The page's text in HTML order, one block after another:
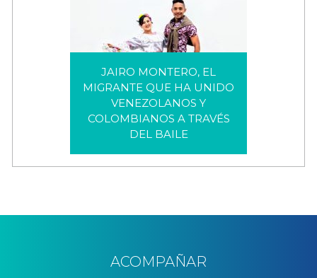
JAIRO MONTERO, EL
MIGRANTE QUE HA UNIDO
VENEZOLANOS Y
COLOMBIANOS A TRAVÉS DEL
BAILE
JAIRO MONTERO, EL
MIGRANTE QUE HA UNIDO
VENEZOLANOS Y
COLOMBIANOS A TRAVÉS
DEL BAILE
ACOMPAÑAR